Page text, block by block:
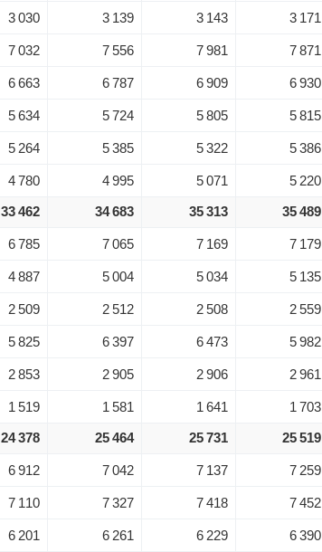
3 030 3 139 3 143 3 171
7 032 7 556 7 981 7 871
6 663 6 787 6 909 6 930
5 634 5 724 5 805 5 815
5 264 5 385 5 322 5 386
4 780 4 995 5 071 5 220
33 462 34 683 35 313 35 489
6 785 7 065 7 169 7 179
4 887 5 004 5 034 5 135
2 509 2 512 2 508 2 559
5 825 6 397 6 473 5 982
2 853 2 905 2 906 2 961
1 519 1 581 1 641 1 703
24 378 25 464 25 731 25 519
6 912 7 042 7 137 7 259
7 110 7 327 7 418 7 452
6 201 6 261 6 229 6 390